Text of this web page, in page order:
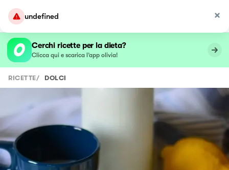
undefined
Cerchi ricette per la dieta?
Clicca qui e scarica l’app olivia!
RICETTE/ DOLCI